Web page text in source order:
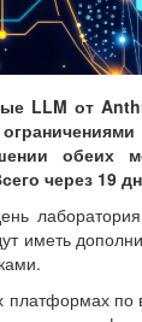
LLM от
обеих
через 19
иметь
платформах